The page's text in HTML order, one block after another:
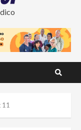
11